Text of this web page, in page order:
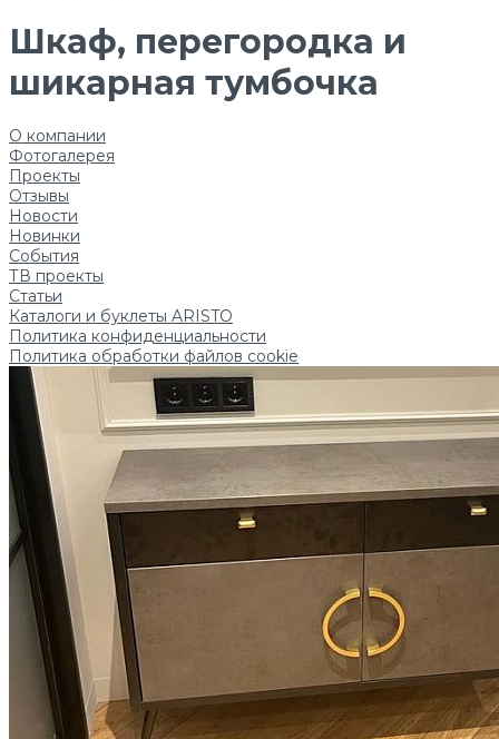
Шкаф, перегородка и
шикарная тумбочка
О компании
Фотогалерея
Проекты
Отзывы
Новости
Новинки
События
ТВ проекты
Статьи
Каталоги и буклеты ARISTO
Политика конфиденциальности
Политика обработки файлов cookie